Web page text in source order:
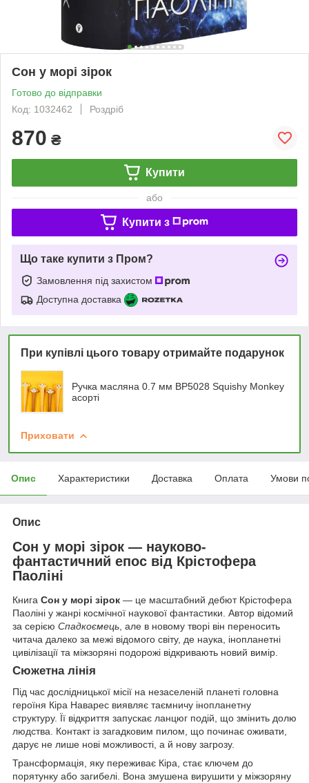
Сон у морі зірок
Готово до відправки
Код: 1032462
Роздріб
870 ₴
Купити
або
Купити з
Що таке купити з Пром?
Замовлення під захистом
Доступна доставка
При купівлі цього товару отримайте подарунок
Ручка масляна 0.7 мм BP5028 Squishy Monkey
асорті
Приховати
Опис Характеристики Доставка Оплата Умови
Опис
Сон у морі зірок — науково-
фантастичний епос від Крістофера
Паоліні
Книга Сон у морі зірок — це масштабний дебют Крістофера
Паоліні у жанрі космічної наукової фантастики. Автор відомий
за серією Спадкоємець, але в новому творі він переносить
читача далеко за межі відомого світу, де наука, інопланетні
цивілізації та міжзоряні подорожі відкривають новий вимір.
Сюжетна лінія
Під час дослідницької місії на незаселеній планеті головна
героїня Кіра Наварес виявляє таємничу інопланетну
структуру. Її відкриття запускає ланцюг подій, що змінить долю
людства. Контакт із загадковим пилом, що починає оживати,
дарує не лише нові можливості, а й нову загрозу.
Трансформація, яку переживає Кіра, стає ключем до
порятунку або загибелі. Вона змушена вирушити у міжзоряну